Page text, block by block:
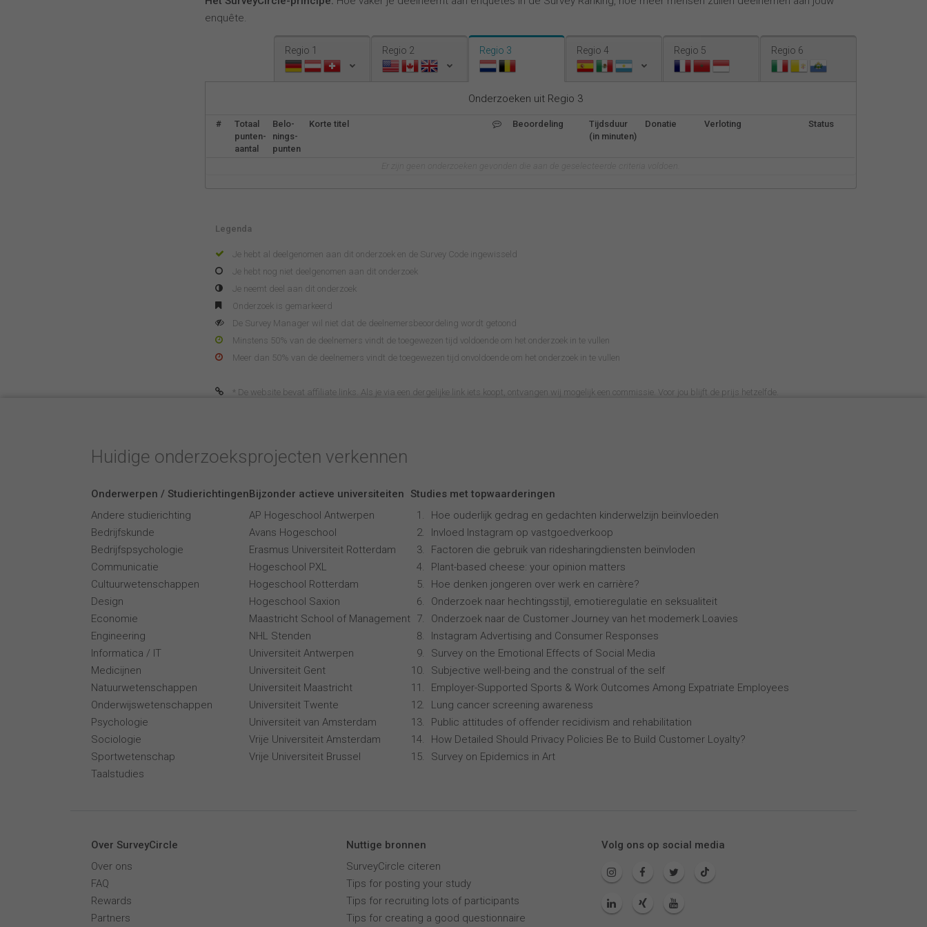
enquête.
Regio 1 Regio 2 Regio 3 Regio 4 Regio 5 Regio 6
Onderzoeken uit Regio 3
#
Totaal
punten-
aantal
Belo-
nings-
punten
Korte titel Beoordeling
Tijdsduur
(in minuten)
Donatie Verloting Status
Legenda
Je hebt al deelgenomen aan dit onderzoek en de Survey Code ingewisseld
Je hebt nog niet deelgenomen aan dit onderzoek
Je neemt deel aan dit onderzoek
Onderzoek is gemarkeerd
De Survey Manager wil niet dat de deelnemersbeoordeling wordt getoond
Minstens 50% van de deelnemers vindt de toegewezen tijd voldoende om het onderzoek in te vullen
Meer dan 50% van de deelnemers vindt de toegewezen tijd onvoldoende om het onderzoek in te vullen
* De website bevat affiliate links. Als je via een dergelijke link iets koopt, ontvangen wij mogelijk een commissie. Voor jou blijft de prijs hetzelfde.
Huidige onderzoeksprojecten verkennen
Onderwerpen / Studierichtingen
Andere studierichting
Bedrijfskunde
Bedrijfspsychologie
Communicatie
Cultuurwetenschappen
Design
Economie
Engineering
Informatica / IT
Medicijnen
Natuurwetenschappen
Onderwijswetenschappen
Psychologie
Sociologie
Sportwetenschap
Taalstudies
Bijzonder actieve universiteiten
AP Hogeschool Antwerpen
Avans Hogeschool
Erasmus Universiteit Rotterdam
Hogeschool PXL
Hogeschool Rotterdam
Hogeschool Saxion
Maastricht School of Management
NHL Stenden
Universiteit Antwerpen
Universiteit Gent
Universiteit Maastricht
Universiteit Twente
Universiteit van Amsterdam
Vrije Universiteit Amsterdam
Vrije Universiteit Brussel
Studies met topwaarderingen
Hoe ouderlijk gedrag en gedachten kinderwelzijn beïnvloeden
Invloed Instagram op vastgoedverkoop
Factoren die gebruik van ridesharingdiensten beïnvloden
Plant-based cheese: your opinion matters
Hoe denken jongeren over werk en carrière?
Onderzoek naar hechtingsstijl, emotieregulatie en seksualiteit
Onderzoek naar de Customer Journey van het modemerk Loavies
Instagram Advertising and Consumer Responses
Survey on the Emotional Effects of Social Media
Subjective well-being and the construal of the self
Employer-Supported Sports & Work Outcomes Among Expatriate Employees
Lung cancer screening awareness
Public attitudes of offender recidivism and rehabilitation
How Detailed Should Privacy Policies Be to Build Customer Loyalty?
Survey on Epidemics in Art
Over SurveyCircle
Over ons
FAQ
Rewards
Partners
Nuttige bronnen
SurveyCircle citeren
Tips for posting your study
Tips for recruiting lots of participants
Tips for creating a good questionnaire
Volg ons op social media
Français